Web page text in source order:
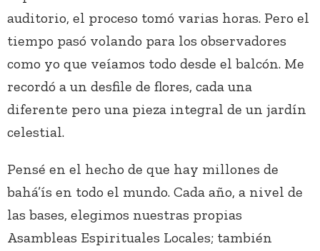
auditorio, el proceso tomó varias horas. Pero el
tiempo pasó volando para los observadores
como yo que veíamos todo desde el balcón. Me
recordó a un desfile de flores, cada una
diferente pero una pieza integral de un jardín
celestial.
Pensé en el hecho de que hay millones de
bahá’ís en todo el mundo. Cada año, a nivel de
las bases, elegimos nuestras propias
Asambleas Espirituales Locales; también